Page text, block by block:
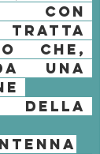
con
tratta
che,
una